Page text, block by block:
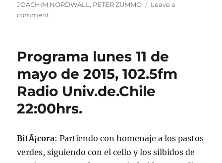
JOACHIM NORDWALL , PETER ZUMMO
Leave a
commenton
de
mayo
de
2015.
Programa lunes 11 de
mayo de 2015, 102.5fm
Radio Univ.de.Chile
22:00hrs.
BitÃ¡cora: Partiendo con homenaje a los pastos
verdes, siguiendo con el cello y los silbidos de